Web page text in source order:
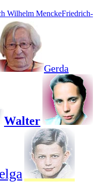
Friedrich-
Gerda
Walter